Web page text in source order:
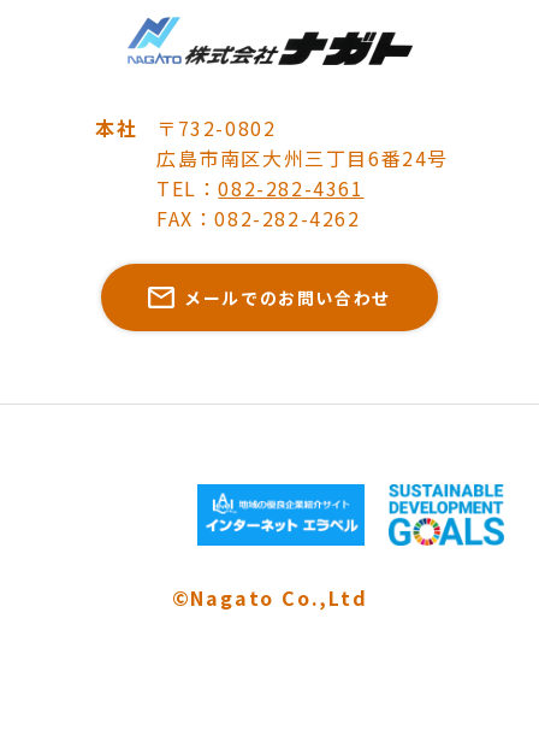
本社
〒732-0802
広島市南区大州三丁目6番24号
TEL：082-282-4361
FAX：082-282-4262
メールでのお問い合わせ
©Nagato Co.,Ltd